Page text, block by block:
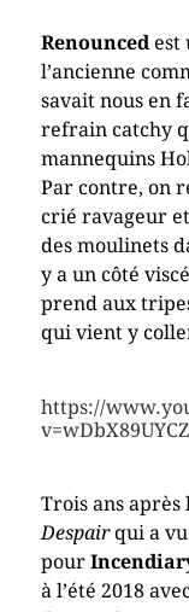
Renouncedest
l’ancienne
savait nous en
refrain catchy
mannequins
Par contre, on
crié ravageur
des moulinets
y a un côté
prend aux
qui vient y
https://
Trois ans après
Despairqui a
pour
à l’été 2018